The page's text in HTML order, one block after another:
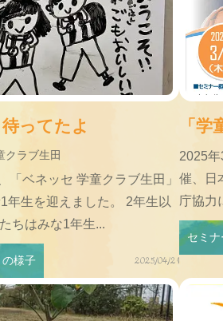
待ってたよ
クラブ生田
「ベネッセ 学童クラブ生田」
年生を迎えました。 2年生以
ちはみな1年生...
様子 2025/04/21
「
2025
催、日
庁協力
セミ